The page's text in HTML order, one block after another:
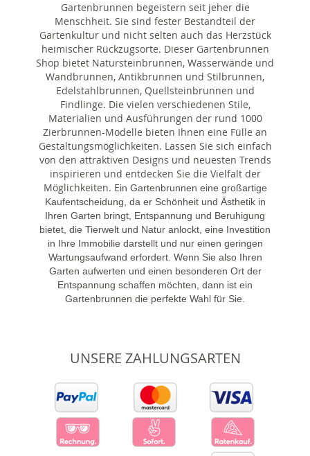
Gartenbrunnen begeistern seit jeher die
Menschheit. Sie sind fester Bestandteil der
Gartenkultur und nicht selten auch das Herzstück
heimischer Rückzugsorte. Dieser Gartenbrunnen
Shop bietet Natursteinbrunnen, Wasserwände und
Wandbrunnen, Antikbrunnen und Stilbrunnen,
Edelstahlbrunnen, Quellsteinbrunnen und
Findlinge. Die vielen verschiedenen Stile,
Materialien und Ausführungen der rund 1000
Zierbrunnen-Modelle bieten Ihnen eine Fülle an
Gestaltungsmöglichkeiten. Lassen Sie sich einfach
von den attraktiven Designs und neuesten Trends
inspirieren und entdecken Sie die Vielfalt der
Möglichkeiten. Ein Gartenbrunnen eine großartige
Kaufentscheidung, da er Schönheit und Ästhetik in
Ihren Garten bringt, Entspannung und Beruhigung
bietet, die Tierwelt und Natur anlockt, eine Investition
in Ihre Immobilie darstellt und nur einen geringen
Wartungsaufwand erfordert. Wenn Sie also Ihren
Garten aufwerten und einen besonderen Ort der
Entspannung schaffen möchten, dann ist ein
Gartenbrunnen die perfekte Wahl für Sie.
UNSERE ZAHLUNGSARTEN